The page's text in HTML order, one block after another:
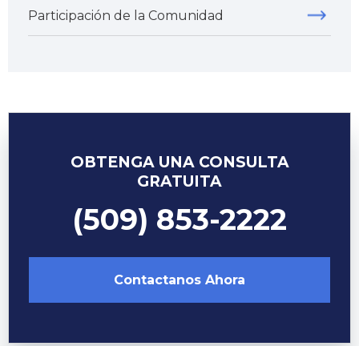
Participación de la Comunidad
OBTENGA UNA CONSULTA
GRATUITA
(509) 853-2222
Contactanos Ahora